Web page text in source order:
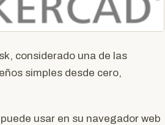
considerado una de las
simples desde cero,
usar en su navegador web